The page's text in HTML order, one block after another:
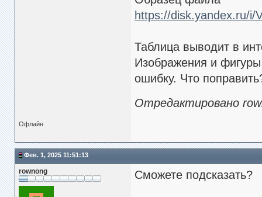
https://disk.yandex.ru/i/
Таблица выводит в
Изображения и
ошибку. Что
Отредактировано
Офлайн
Фев. 1, 2025 11:51:13
rownong Сможете подсказать?